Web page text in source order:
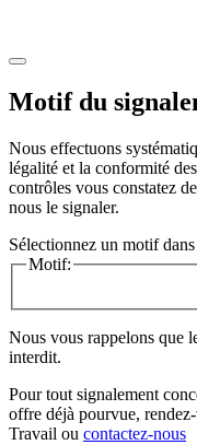
Motif du
Nous effectuons
légalité et la conformité
contrôles vous constatez
nous le signaler.
Sélectionnez un motif
Motif:
Nous vous rappelons que
interdit.
Pour tout signalement
offre déjà pourvue,
Travail ou contactez-nous